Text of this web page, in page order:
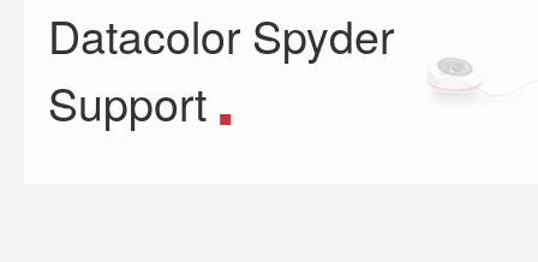
Datacolor Spyder
Support
Suche